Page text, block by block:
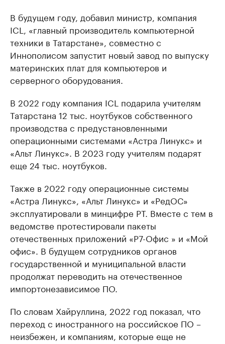
В будущем году, добавил министр, компания
ICL, «главный производитель компьютерной
техники в Татарстане», совместно с
Иннополисом запустит новый завод по выпуску
материнских плат для компьютеров и
серверного оборудования.
В 2022 году компания ICL подарила учителям
Татарстана 12 тыс. ноутбуков собственного
производства с предустановленными
операционными системами «Астра Линукс» и
«Альт Линукс». В 2023 году учителям подарят
еще 24 тыс. ноутбуков.
Также в 2022 году операционные системы
«Астра Линукс», «Альт Линукс» и «РедОС»
эксплуатировали в минцифре РТ. Вместе с тем в
ведомстве протестировали пакеты
отечественных приложений «Р7-Офис » и «Мой
офис». В будущем сотрудников органов
государственной и муниципальной власти
продолжат переводить на отечественное
импортонезависимое ПО.
По словам Хайруллина, 2022 год показал, что
переход с иностранного на российское ПО –
неизбежен, и компаниям, которые еще не